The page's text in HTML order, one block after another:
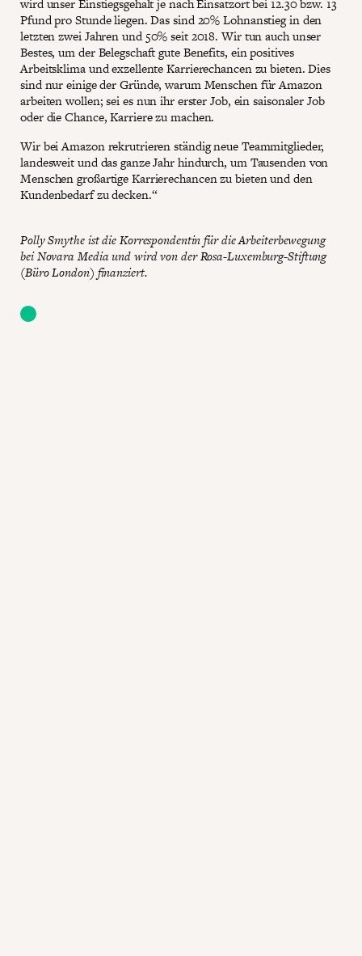
Pfund pro Stunde liegen. Das sind 20% Lohnanstieg in den
letzten zwei Jahren und 50% seit 2018. Wir tun auch unser
Bestes, um der Belegschaft gute Benefits, ein positives
Arbeitsklima und exzellente Karrierechancen zu bieten. Dies
sind nur einige der Gründe, warum Menschen für Amazon
arbeiten wollen; sei es nun ihr erster Job, ein saisonaler Job
oder die Chance, Karriere zu machen.
Wir bei Amazon rekrutrieren ständig neue Teammitglieder,
landesweit und das ganze Jahr hindurch, um Tausenden von
Menschen großartige Karrierechancen zu bieten und den
Kundenbedarf zu decken.“
Polly Smythe ist die Korrespondentin für die Arbeiterbewegung
bei Novara Media und wird von der Rosa-Luxemburg-Stiftung
(Büro London) finanziert.